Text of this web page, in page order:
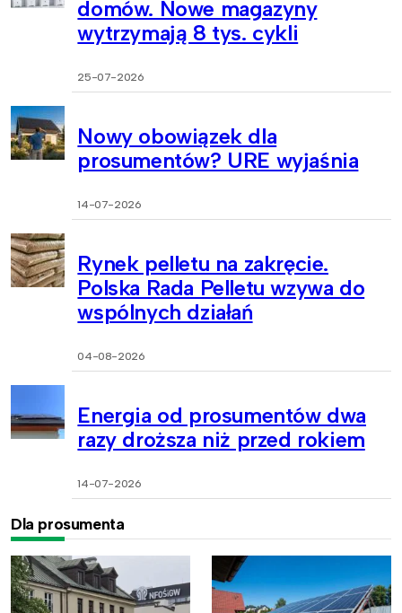
domów. Nowe magazyny
wytrzymają 8 tys. cykli
25-07-2026
Nowy obowiązek dla
prosumentów? URE wyjaśnia
14-07-2026
Rynek pelletu na zakręcie.
Polska Rada Pelletu wzywa do
wspólnych działań
04-08-2026
Energia od prosumentów dwa
razy droższa niż przed rokiem
14-07-2026
Dla prosumenta